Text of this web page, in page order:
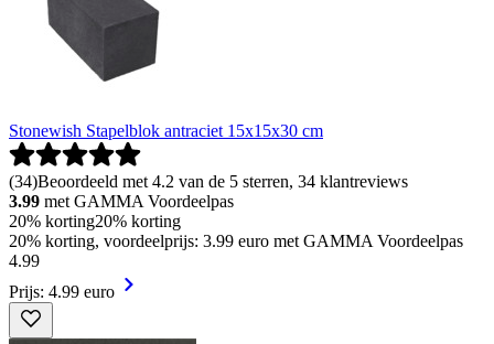
Stonewish Stapelblok antraciet 15x15x30 cm
(34)Beoordeeld met 4.2 van de 5 sterren, 34 klantreviews
3.99 met GAMMA Voordeelpas
20% korting20% korting
20% korting, voordeelprijs: 3.99 euro met GAMMA Voordeelpas
4.99
Prijs: 4.99 euro